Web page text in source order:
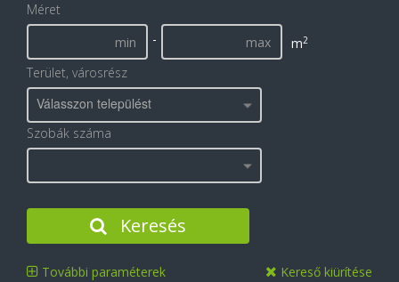
Méret
-
m2
Terület, városrész
Válasszon települést
Szobák száma
Keresés
További paraméterek Kereső kiürítése